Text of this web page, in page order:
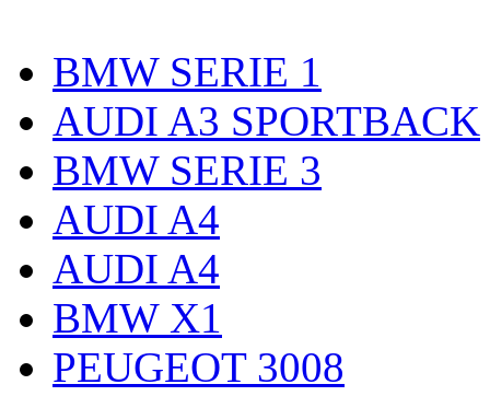
BMW SERIE 1
AUDI A3 SPORTBACK
BMW SERIE 3
AUDI A4
AUDI A4
BMW X1
PEUGEOT 3008